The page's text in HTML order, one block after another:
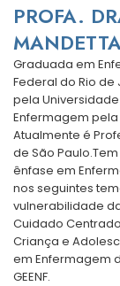
PROFA.
Graduada em
Federal do Rio
pela
Enfermagem
Atualmente é
de São
ênfase em
nos seguintes
vulnerabilidade
Cuidado
Criança e
em Enfermagem
GEENF.